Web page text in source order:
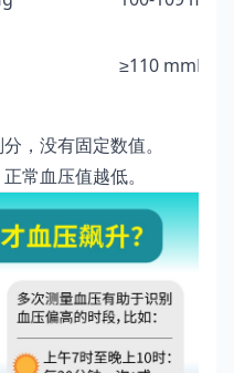
≥110 mmHg
，没有固定数值。
常血压值越低。